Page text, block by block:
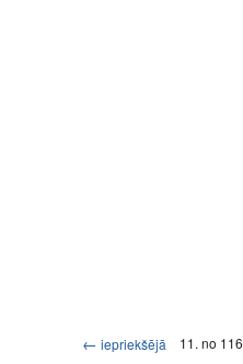
← iepriekšējā 11. no 116